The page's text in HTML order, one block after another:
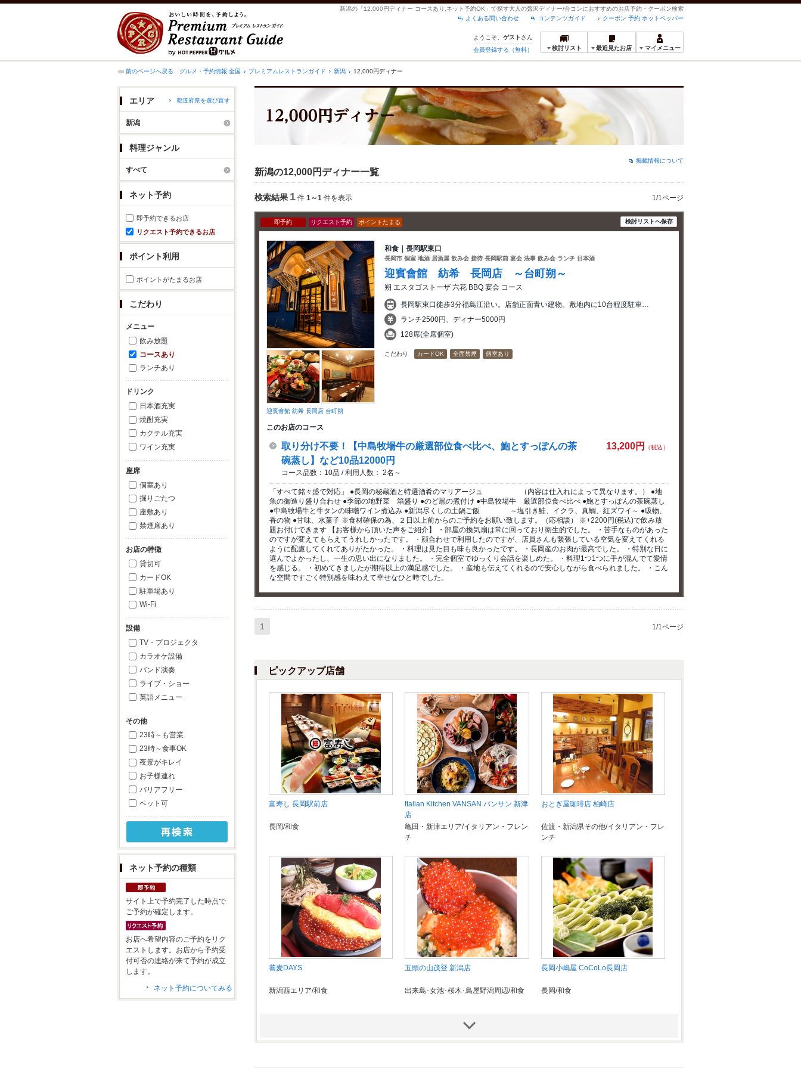
新潟の「12,000円ディナー コースあり,ネット予約OK」で探す大人の贅沢ディナー/合コンにおすすめのお店予約・クーポン検索
クーポン 予約 ホットペッパー
コンテンツガイド
よくある問い合わせ
ようこそ、 ゲスト さん
会員登録する（無料）
検討リスト 最近見たお店 マイメニュー
前のページへ戻る グルメ・予約情報 全国 プレミアムレストランガイド 新潟 12,000円ディナー
エリア 都道府県を選び直す
新潟
料理ジャンル
すべて
ネット予約
即予約できるお店
リクエスト予約できるお店
ポイント利用
ポイントがたまるお店
こだわり
メニュー
飲み放題
コースあり
ランチあり
ドリンク
日本酒充実
焼酎充実
カクテル充実
ワイン充実
座席
個室あり
掘りごたつ
座敷あり
禁煙席あり
お店の特徴
貸切可
カードOK
駐車場あり
Wi-Fi
設備
TV・プロジェクタ
カラオケ設備
バンド演奏
ライブ・ショー
英語メニュー
その他
23時～も営業
23時～食事OK
夜景がキレイ
お子様連れ
バリアフリー
ペット可
ネット予約の種類
サイト上で予約完了した時点で
ご予約が確定します。
お店へ希望内容のご予約をリク
エストします。お店から予約受
付可否の連絡が来て予約が成立
します。
ネット予約についてみる
掲載情報について
新潟の12,000円ディナー一覧
検索結果 1 件 1～1 件を表示 1/1ページ
即予約 リクエスト予約 ポイントたまる 検討リストへ保存
迎賓會館 紡希 長岡店 台町朔
和食｜長岡駅東口
長岡市 個室 地酒 居酒屋 飲み会 接待 長岡駅前 宴会 法事 飲み会 ランチ 日本酒
迎賓會館 紡希 長岡店 ～台町朔～
朔 エスタゴストーザ 六花 BBQ 宴会 コース
長岡駅東口徒歩3分福島江沿い。店舗正面青い建物。敷地内に10台程度駐車…
ランチ2500円、ディナー5000円
128席(全席個室)
こだわり カードOK 全面禁煙 個室あり
このお店のコース
13,200円 （税込）
取り分け不要！【中島牧場牛の厳選部位食べ比べ、鮑とすっぽんの茶
碗蒸し】など10品12000円
コース品数：10品 / 利用人数： 2名～
「すべて銘々盛で対応」 ●長岡の秘蔵酒と特選酒肴のマリアージュ （内容は仕入れによって異なります。） ●地
魚の御造り盛り合わせ ●季節の地野菜 箱盛り ●のど黒の煮付け ●中島牧場牛 厳選部位食べ比べ ●鮑とすっぽんの茶碗蒸し
●中島牧場牛と牛タンの味噌ワイン煮込み ●新潟尽くしの土鍋ご飯 ～塩引き鮭、イクラ、真鯛、紅ズワイ～ ●吸物、
香の物 ●甘味、水菓子 ※食材確保の為、２日以上前からのご予約をお願い致します。（応相談） ※+2200円(税込)で飲み放
題お付けできます 【お客様から頂いた声をご紹介】 ・部屋の換気扇は常に回っており衛生的でした。 ・苦手なものがあった
のですが変えてもらえてうれしかったです。 ・顔合わせで利用したのですが、店員さんも緊張している空気を変えてくれる
ように配慮してくれてありがたかった。 ・料理は見た目も味も良かったです。 ・長岡産のお肉が最高でした。 ・特別な日に
選んでよかったし、一生の思い出になりました。 ・完全個室でゆっくり会話を楽しめた。 ・料理1つ1つに手が混んでて愛情
を感じる。 ・初めてきましたが期待以上の満足感でした。 ・産地も伝えてくれるので安心しながら食べられました。 ・こん
な空間ですごく特別感を味わえて幸せなひと時でした。
1 1/1ページ
ピックアップ店舗
富寿し 長岡駅前店
長岡/和食
Italian Kitchen VANSAN バンサン 新津
店
亀田・新津エリア/イタリアン・フレン
チ
おとぎ屋珈琲店 柏崎店
佐渡・新潟県その他/イタリアン・フレ
ンチ
蕎麦DAYS
新潟西エリア/和食
五頭の山茂登 新潟店
出来島･女池･桜木･鳥屋野潟周辺/和食
長岡小嶋屋 CoCoLo長岡店
長岡/和食